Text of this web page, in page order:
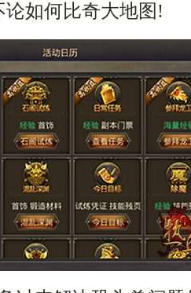
如何比奇大地图!